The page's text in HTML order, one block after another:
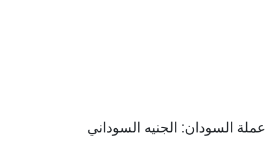
عملة السودان: الجنيه السوداني